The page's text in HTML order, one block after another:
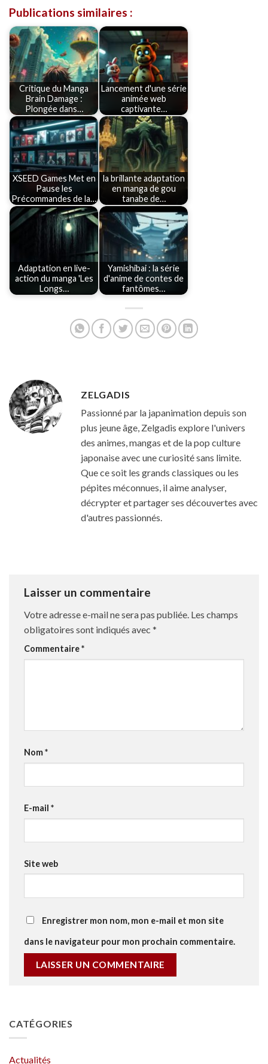
Publications similaires :
Critique du Manga
Brain Damage :
Plongée dans…
Lancement d'une série
animée web
captivante…
XSEED Games Met en
Pause les
Précommandes de la…
la brillante adaptation
en manga de gou
tanabe de…
Adaptation en live-
action du manga 'Les
Longs…
Yamishibai : la série
d'anime de contes de
fantômes…
ZELGADIS
Passionné par la japanimation depuis son
plus jeune âge, Zelgadis explore l'univers
des animes, mangas et de la pop culture
japonaise avec une curiosité sans limite.
Que ce soit les grands classiques ou les
pépites méconnues, il aime analyser,
décrypter et partager ses découvertes avec
d'autres passionnés.
Laisser un commentaire
Votre adresse e-mail ne sera pas publiée. Les champs
obligatoires sont indiqués avec *
Commentaire*
Nom*
E-mail *
Site web
Enregistrer mon nom, mon e-mail et mon site
dans le navigateur pour mon prochain commentaire.
CATÉGORIES
Actualités